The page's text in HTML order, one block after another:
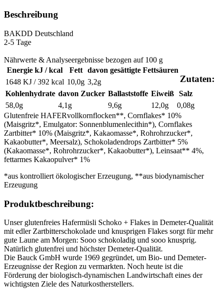
Beschreibung
BAKDD Deutschland
2-5 Tage
Nährwerte & Analyseergebnisse bezogen auf 100 g
Energie kJ / kcal
1648 KJ / 392 kcal
Fett
10,0g
davon gesättigte Fettsäuren
3,2g
Kohlenhydrate
58,0g
davon Zucker
4,1g
Ballaststoffe
9,6g
Eiweiß
12,0g
Salz
0,08g
Zutaten:
Glutenfreie HAFERvollkornflocken**, Cornflakes* 10%
(Maisgritz*, Emulgator: Sonnenblumenlecithin*), Cornflakes
Zartbitter* 10% (Maisgritz*, Kakaomasse*, Rohrohrzucker*,
Kakaobutter*, Meersalz), Schokoladendrops Zartbitter* 5%
(Kakaomasse*, Rohrohrzucker*, Kakaobutter*), Leinsaat** 4%,
fettarmes Kakaopulver* 1%
*aus kontrolliert ökologischer Erzeugung, **aus biodynamischer
Erzeugung
Produktbeschreibung:
Unser glutenfreies Hafermüsli Schoko + Flakes in Demeter-Qualität
mit edler Zartbitterschokolade und knusprigen Flakes sorgt für mehr
gute Laune am Morgen: Sooo schokoladig und sooo knusprig.
Natürlich glutenfrei und höchster Demeter-Qualität.
Die Bauck GmbH wurde 1969 gegründet, um Bio- und Demeter-
Erzeugnisse der Region zu vermarkten. Noch heute ist die
Förderung der biologisch-dynamischen Landwirtschaft eines der
wichtigsten Ziele des Naturkostherstellers.